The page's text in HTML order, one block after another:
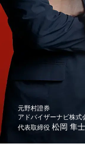
元野村證券
アドバイザーナビ株式
代表取締役 松岡 隼士